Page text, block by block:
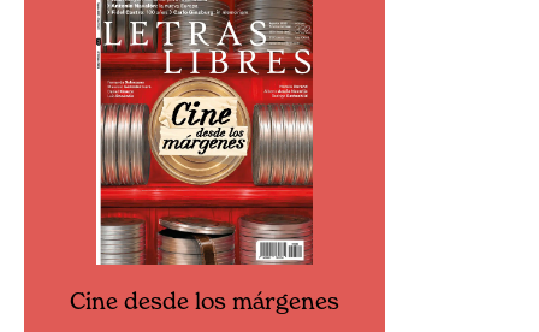
Cine desde los márgenes